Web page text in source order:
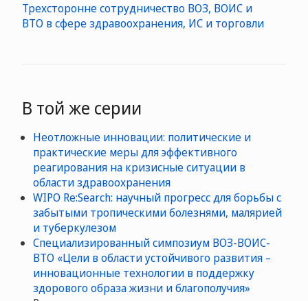
Трехсторонне сотрудничество ВОЗ, ВОИС и
ВТО в сфере здравоохранения, ИС и торговли
В той же серии
Неотложные инновации: политические и
практические меры для эффективного
реагирования на кризисные ситуации в
области здравоохранения
WIPO Re:Search: научный прогресс для борьбы с
забытыми тропическими болезнями, малярией
и туберкулезом
Специализированный симпозиум ВОЗ-ВОИС-
ВТО «Цели в области устойчивого развития –
инновационные технологии в поддержку
здорового образа жизни и благополучия»